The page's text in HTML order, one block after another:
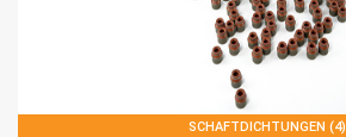
SCHAFTDICHTUNGEN (4)